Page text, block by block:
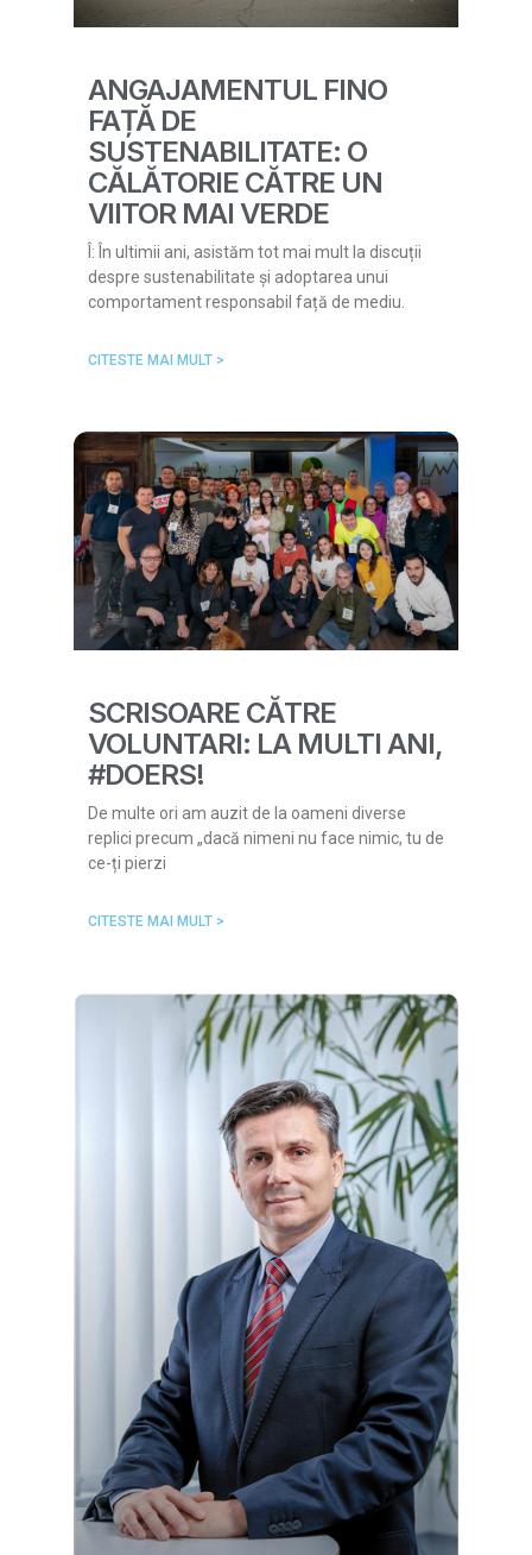
ANGAJAMENTUL FINO
FAȚĂ DE
SUSTENABILITATE: O
CĂLĂTORIE CĂTRE UN
VIITOR MAI VERDE
Î: În ultimii ani, asistăm tot mai mult la discuții
despre sustenabilitate și adoptarea unui
comportament responsabil față de mediu.
CITESTE MAI MULT >
SCRISOARE CĂTRE
VOLUNTARI: LA MULTI ANI,
#DOERS!
De multe ori am auzit de la oameni diverse
replici precum „dacă nimeni nu face nimic, tu de
ce-ți pierzi
CITESTE MAI MULT >